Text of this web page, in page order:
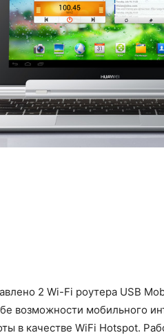
2 Wi-Fi роутера USB
возможности мобильного
в качестве WiFi Hotspot.